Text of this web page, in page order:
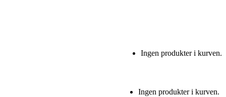
Ingen produkter i kurven.
Ingen produkter i kurven.